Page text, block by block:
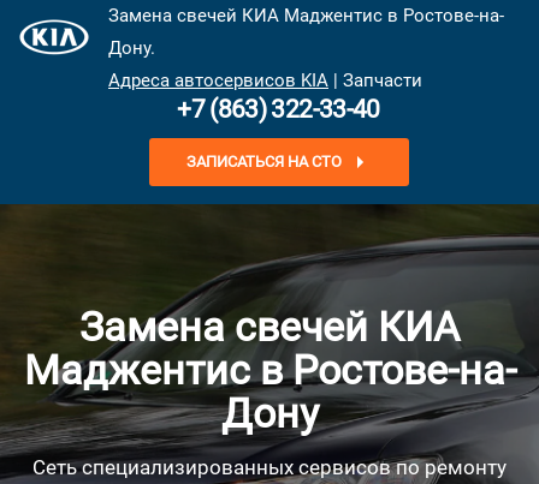
Замена свечей КИА Маджентис в Ростове-на-
Дону.
Адреса автосервисов KIA | Запчасти
+7 (863) 322-33-40
ЗАПИСАТЬСЯ НА СТО
Замена свечей КИА
Маджентис в Ростове-на-
Дону
Сеть специализированных сервисов по ремонту